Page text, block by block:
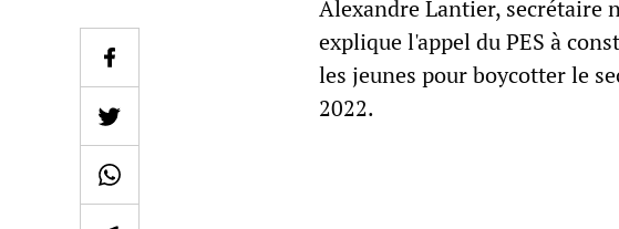
Alexandre Lantier, secrétaire
explique l'appel du PES à
les jeunes pour boycotter le
2022.